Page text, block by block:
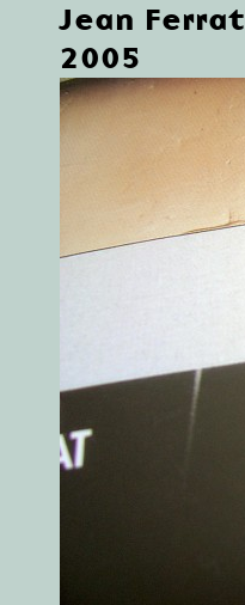
Jean Ferrat
2005